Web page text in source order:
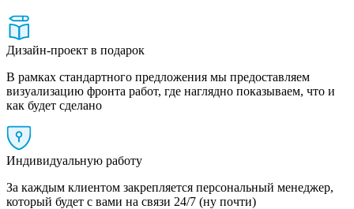
Дизайн-проект в подарок
В рамках стандартного предложения мы предоставляем
визуализацию фронта работ, где наглядно показываем, что и
как будет сделано
Индивидуальную работу
За каждым клиентом закрепляется персональный менеджер,
который будет с вами на связи 24/7 (ну почти)